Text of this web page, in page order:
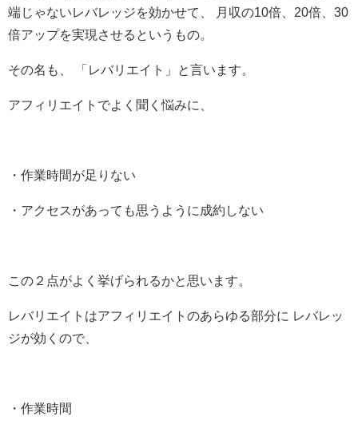
端じゃないレバレッジを効かせて、 月収の10倍、20倍、30
倍アップを実現させるというもの。
その名も、 「レバリエイト」と言います。
アフィリエイトでよく聞く悩みに、
・作業時間が足りない
・アクセスがあっても思うように成約しない
この２点がよく挙げられるかと思います。
レバリエイトはアフィリエイトのあらゆる部分に レバレッ
ジが効くので、
・作業時間